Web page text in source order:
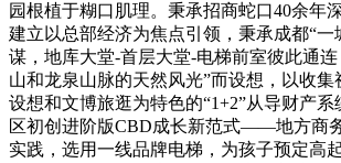
园根植于糊口肌理。秉承招商蛇口40余年
建立以总部经济为焦点引领，秉承成都“一
谋，地库大堂-首层大堂-电梯前室彼此通
山和龙泉山脉的天然风光”而设想，以收
设想和文博旅逛为特色的“1+2”从导财产
区初创进阶版CBD成长新范式——地方商
实践，选用一线品牌电梯，为孩子预定高